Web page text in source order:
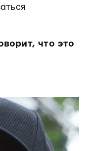
что это